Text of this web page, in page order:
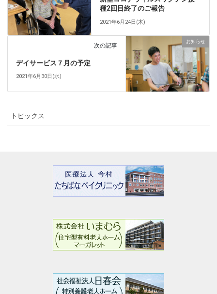
種2回目終了のご報告
2021年6月24日(木)
お知らせ
次の記事
デイサービス７月の予定
2021年6月30日(水)
トピックス